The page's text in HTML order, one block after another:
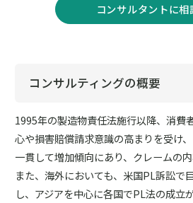
コンサルタントに相
コンサルティングの概要
1995年の製造物責任法施行以降、消費
心や損害賠償請求意識の高まりを受け
一貫して増加傾向にあり、クレームの
また、海外においても、米国PL訴訟で
し、アジアを中心に各国でPL法の成立